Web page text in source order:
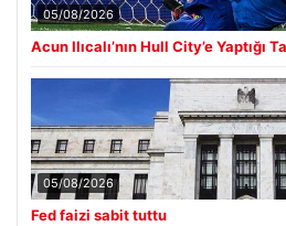
05/08/2026
Acun Ilıcalı’nın Hull City’e Yaptığı
05/08/2026
Fed faizi sabit tuttu